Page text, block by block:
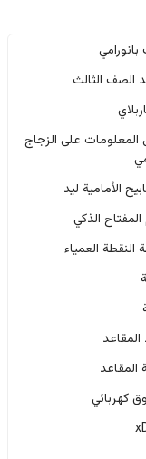
الصف الثالث
على الزجاج
الأمامية ليد
الذكي
النقطة العمياء
المقاعد
المقاعد
كهربائي